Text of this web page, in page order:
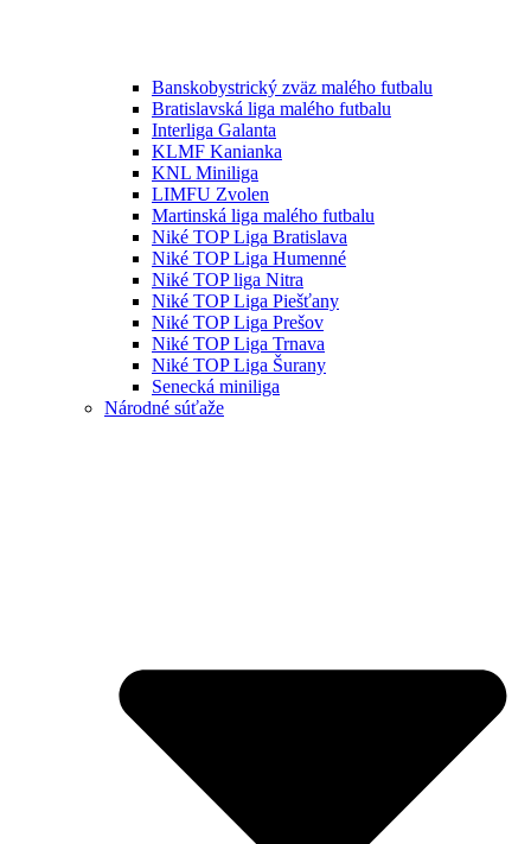
Banskobystrický zväz malého futbalu
Bratislavská liga malého futbalu
Interliga Galanta
KLMF Kanianka
KNL Miniliga
LIMFU Zvolen
Martinská liga malého futbalu
Niké TOP Liga Bratislava
Niké TOP Liga Humenné
Niké TOP liga Nitra
Niké TOP Liga Piešťany
Niké TOP Liga Prešov
Niké TOP Liga Trnava
Niké TOP Liga Šurany
Senecká miniliga
Národné súťaže